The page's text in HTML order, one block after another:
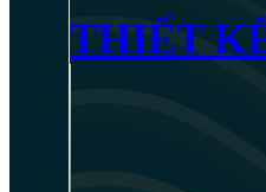
THIẾT